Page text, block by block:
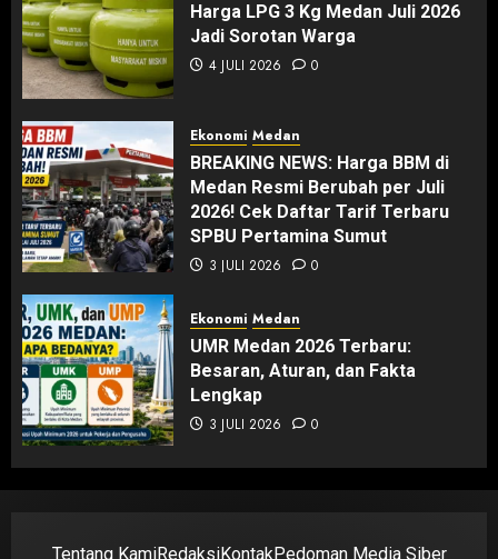
Harga LPG 3 Kg Medan Juli 2026
Jadi Sorotan Warga
4 JULI 2026 0
Ekonomi Medan
BREAKING NEWS: Harga BBM di
Medan Resmi Berubah per Juli
2026! Cek Daftar Tarif Terbaru
SPBU Pertamina Sumut
3 JULI 2026 0
Ekonomi Medan
UMR Medan 2026 Terbaru:
Besaran, Aturan, dan Fakta
Lengkap
3 JULI 2026 0
Tentang KamiRedaksiKontak Pedoman Media Siber